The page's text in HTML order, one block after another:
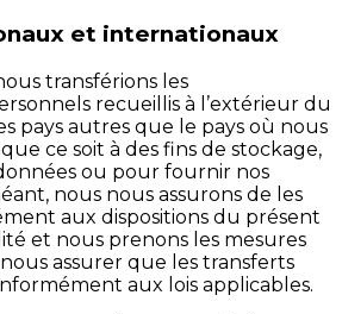
et internationaux
transférions les
recueillis à l’extérieur du
pays autres que le pays où nous
ce soit à des fins de stockage,
ou pour fournir nos
nous nous assurons de les
aux dispositions du présent
et nous prenons les mesures
assurer que les transferts
aux lois applicables.